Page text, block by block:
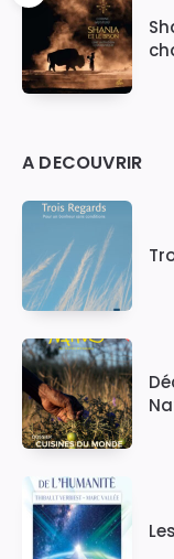
A DECOUVRIR